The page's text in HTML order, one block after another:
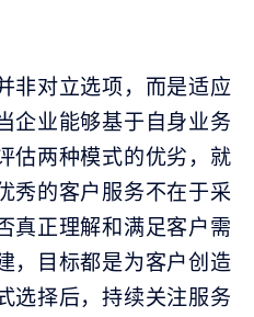
非对立选项，而是适应
企业能够基于自身业务
估两种模式的优劣，就
秀的客户服务不在于采
真正理解和满足客户需
，目标都是为客户创造
选择后，持续关注服务